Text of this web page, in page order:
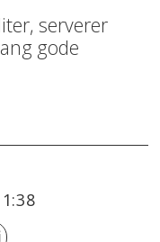
serverer
gode